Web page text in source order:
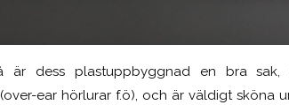
är dess plastuppbyggnad en bra
ear hörlurar f.ö), och är väldigt sköna